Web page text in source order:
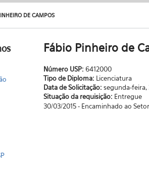
DE CAMPOS
Fábio Pinheiro de
Número USP: 6412000
Tipo de Diploma: Licenciatura
Data de Solicitação: segunda-feira,
Situação da requisição: Entregue
30/03/2015 - Encaminhado ao